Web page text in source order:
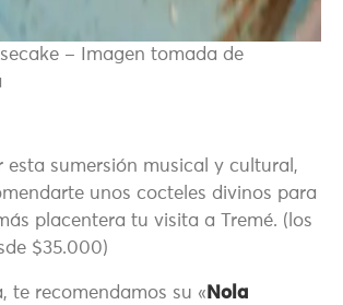
– Imagen tomada de
esta sumersión musical y cultural,
unos cocteles divinos para
placentera tu visita a Tremé. (los
$35.000)
te recomendamos su « Nola